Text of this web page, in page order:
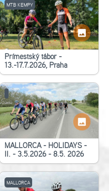
MTB KEMPY
Příměstský tábor -
13.-17.7.2026, Praha
MALLORCA - HOLIDAYS -
II. - 3.5.2026 - 8.5. 2026
MALLORCA